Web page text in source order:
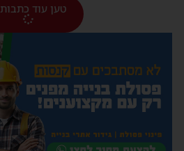
טען עוד כתבות